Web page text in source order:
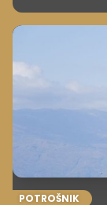
stroškom in
POTROŠNIK